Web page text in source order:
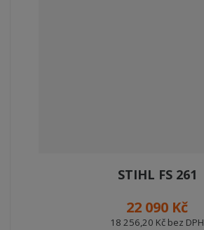
STIHL FS 261
22 090 Kč
18 256,20 Kč bez DPH